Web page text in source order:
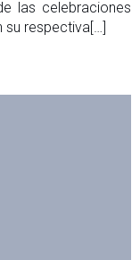
las celebraciones
su respectiva[…]